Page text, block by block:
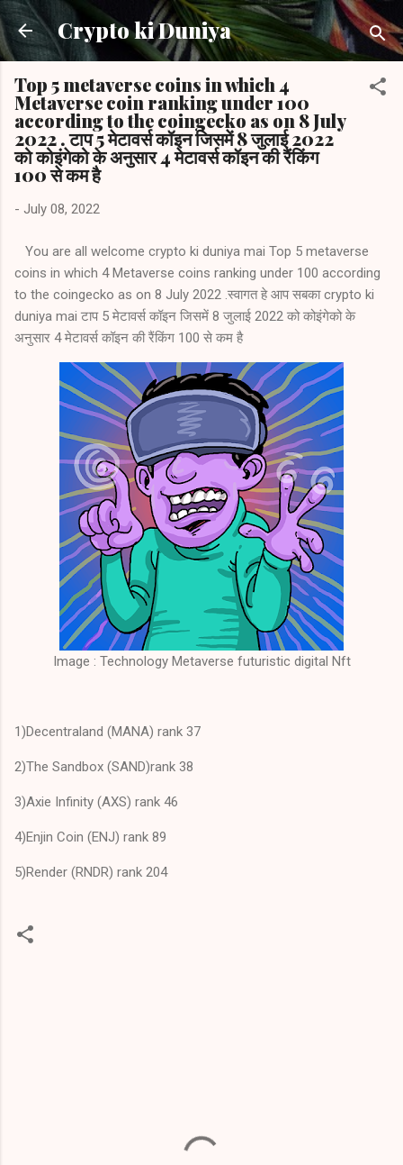
Skip to main content
Crypto ki Duniya
Top 5 metaverse coins in which 4
Metaverse coin ranking under 100
according to the coingecko as on 8 July
2022 . टाप 5 मेटावर्स कॉइन जिसमें 8 जुलाई 2022
को कोइंगेको के अनुसार 4 मेटावर्स कॉइन की रैंकिंग
100 से कम है
- July 08, 2022
You are all welcome crypto ki duniya mai Top 5 metaverse
coins in which 4 Metaverse coins ranking under 100 according
to the coingecko as on 8 July 2022 .स्वागत हे आप सबका crypto ki
duniya mai टाप 5 मेटावर्स कॉइन जिसमें 8 जुलाई 2022 को कोइंगेको के
अनुसार 4 मेटावर्स कॉइन की रैंकिंग 100 से कम है
Image : Technology Metaverse futuristic digital Nft
1)Decentraland (MANA) rank 37
2)The Sandbox (SAND)rank 38
3)Axie Infinity (AXS) rank 46
4)Enjin Coin (ENJ) rank 89
5)Render (RNDR) rank 204